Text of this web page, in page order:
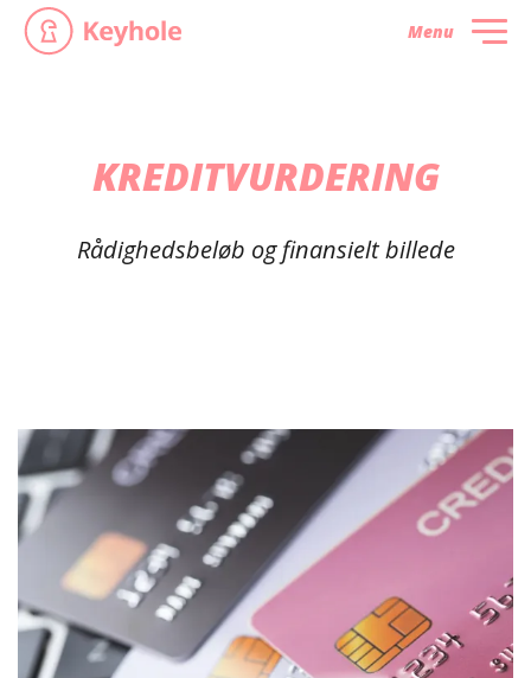
Menu
KREDITVURDERING
Rådighedsbeløb og finansielt billede